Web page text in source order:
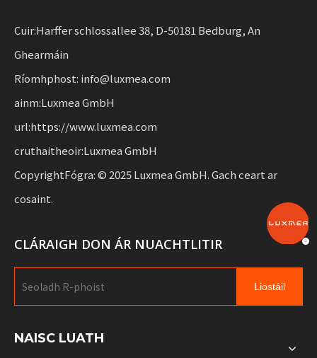
le solúbthacht do ghnóthais a bhfuil soghluaisteacht
Cuir:Harffer schlossallee 38, D-50181 Bedburg, An
Ghearmáin
Ríomhphost: info@luxmea.com
ainm:Luxmea GmbH
url:https://www.luxmea.com
cruthaitheoir:Luxmea GmbH
CopyrightFógra: © 2025 Luxmea GmbH. Gach ceart ar
cosaint.
CLÁRAIGH DON ÁR NUACHTLITIR
Liostáil
NAISC LUATH